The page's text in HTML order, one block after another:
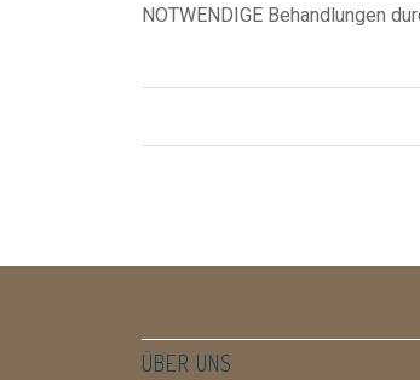
NOTWENDIGE Behandlungen
ÜBER UNS